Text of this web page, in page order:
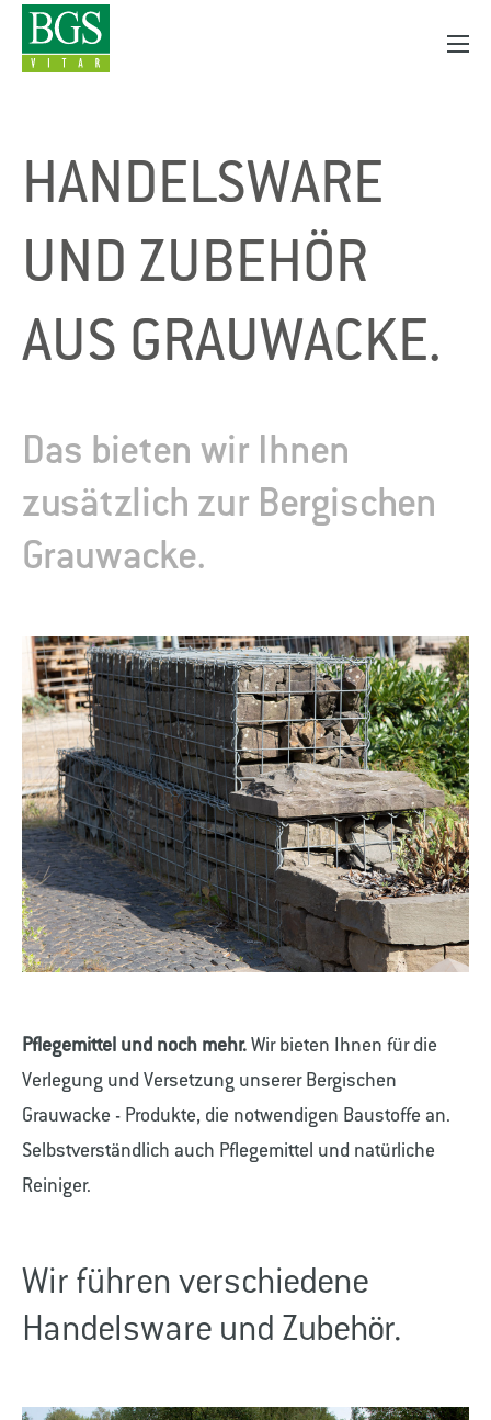
HANDELSWARE
UND ZUBEHÖR
AUS GRAUWACKE.
Das bieten wir Ihnen
zusätzlich zur Bergischen
Grauwacke.
Pflegemittel und noch mehr.Wir bieten Ihnen für die
Verlegung und Versetzung unserer Bergischen
Grauwacke - Produkte, die notwendigen Baustoffe an.
Selbstverständlich auch Pflegemittel und natürliche
Reiniger.
Wir führen verschiedene
Handelsware und Zubehör.